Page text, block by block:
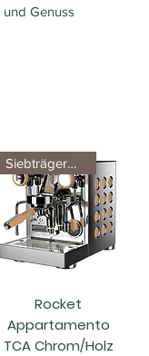
Genuss
Siebträgermaschine
Rocket
Appartamento
TCA Chrom/Holz